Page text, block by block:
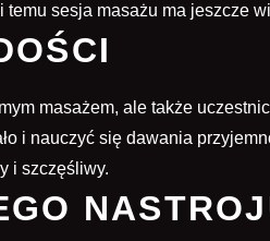
sesja masażu ma jeszcze
masażem, ale także
i nauczyć się dawania
i szczęśliwy.